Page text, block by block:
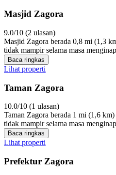
Masjid Zagora
9.0/10 (2 ulasan)
Masjid Zagora berada 0,8 mi (1,3
tidak mampir selama masa
Baca ringkas
Lihat properti
Taman Zagora
10.0/10 (1 ulasan)
Taman Zagora berada 1 mi (1,6
tidak mampir selama masa
Baca ringkas
Lihat properti
Prefektur Zagora